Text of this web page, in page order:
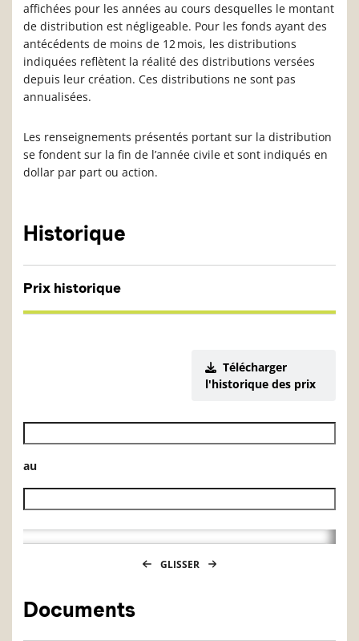
affichées pour les années au cours desquelles le montant
de distribution est négligeable. Pour les fonds ayant des
antécédents de moins de 12 mois, les distributions
indiquées reflètent la réalité des distributions versées
depuis leur création. Ces distributions ne sont pas
annualisées.
Les renseignements présentés portant sur la distribution
se fondent sur la fin de l’année civile et sont indiqués en
dollar par part ou action.
Historique
Prix historique
Télécharger
l'historique des prix
Date de début de l’historique des VL
au
Date de fin de l’historique des VL
GLISSER
Documents